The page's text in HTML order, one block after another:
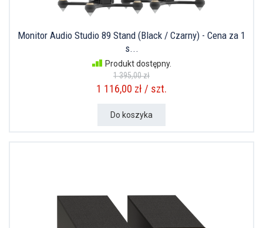
Monitor Audio Studio 89 Stand (Black / Czarny) - Cena za 1
s...
Produkt dostępny.
1 395,00 zł
1 116,00 zł / szt.
Do koszyka